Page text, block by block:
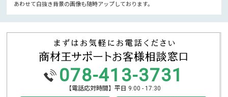
あわせて白抜き背景の画像も随時アップしております。
078-413-3731
【電話応対時間】平日 9:00 - 17:30